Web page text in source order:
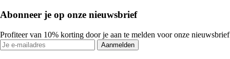
Abonneer je op onze nieuwsbrief
Profiteer van 10% korting door je aan te melden voor onze nieuwsbrief
Aanmelden